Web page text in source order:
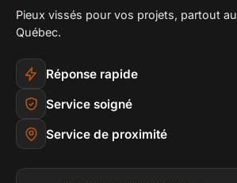
Pieux vissés pour vos projets, partout au
Québec.
Réponse rapide
Service soigné
Service de proximité